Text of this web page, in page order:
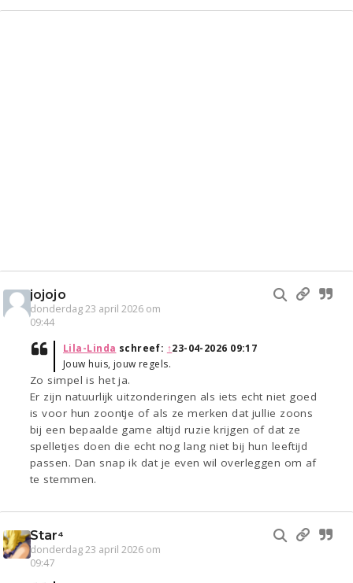
jojojo
donderdag 23 april 2026 om
09:44
Lila-Linda schreef: ↑23-04-2026 09:17
Jouw huis, jouw regels.
Zo simpel is het ja.
Er zijn natuurlijk uitzonderingen als iets echt niet goed
is voor hun zoontje of als ze merken dat jullie zoons
bij een bepaalde game altijd ruzie krijgen of dat ze
spelletjes doen die echt nog lang niet bij hun leeftijd
passen. Dan snap ik dat je even wil overleggen om af
te stemmen.
Star⁴
donderdag 23 april 2026 om
09:47